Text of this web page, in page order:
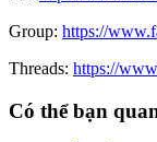
Group: https://
Threads: https://
Có thể bạn